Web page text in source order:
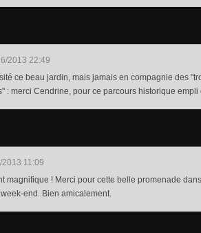
2013 22:49
ce beau jardin, mais jamais en compagnie des
: merci Cendrine, pour ce parcours historique
11:09
magnifique ! Merci pour cette belle promenade
end. Bien amicalement.